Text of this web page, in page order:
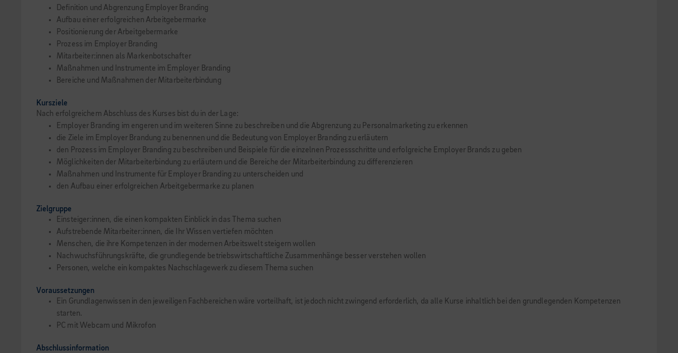
Definition und Abgrenzung Employer Branding
Aufbau einer erfolgreichen Arbeitgebermarke
Positionierung der Arbeitgebermarke
Prozess im Employer Branding
Mitarbeiter:innen als Markenbotschafter
Maßnahmen und Instrumente im Employer Branding
Bereiche und Maßnahmen der Mitarbeiterbindung
Kursziele
Nach erfolgreichem Abschluss des Kurses bist du in der Lage:
Employer Branding im engeren und im weiteren Sinne zu beschreiben und die Abgrenzung zu Personalmarketing zu erkennen
die Ziele im Employer Brandung zu benennen und die Bedeutung von Employer Branding zu erläutern
den Prozess im Employer Branding zu beschreiben und Beispiele für die einzelnen Prozessschritte und erfolgreiche Employer Brands zu geben
Möglichkeiten der Mitarbeiterbindung zu erläutern und die Bereiche der Mitarbeiterbindung zu differenzieren
Maßnahmen und Instrumente für Employer Branding zu unterscheiden und
den Aufbau einer erfolgreichen Arbeitgebermarke zu planen
Zielgruppe
Einsteiger:innen, die einen kompakten Einblick in das Thema suchen
Aufstrebende Mitarbeiter:innen, die Ihr Wissen vertiefen möchten
Menschen, die ihre Kompetenzen in der modernen Arbeitswelt steigern wollen
Nachwuchsführungskräfte, die grundlegende betriebswirtschaftliche Zusammenhänge besser verstehen wollen
Personen, welche ein kompaktes Nachschlagewerk zu diesem Thema suchen
Voraussetzungen
Ein Grundlagenwissen in den jeweiligen Fachbereichen wäre vorteilhaft, ist jedoch nicht zwingend erforderlich, da alle Kurse inhaltlich bei den grundlegenden Kompetenzen
starten.
PC mit Webcam und Mikrofon
Abschlussinformation